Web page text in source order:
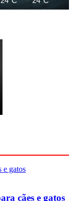
cães e gatos